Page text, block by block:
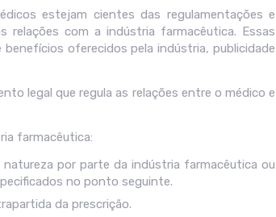
estejam cientes das regulamentações e
relações com a indústria farmacêutica. Essas
oferecidos pela indústria, publicidade
legal que regula as relações entre o médico e
farmacêutica:
por parte da indústria farmacêutica ou
no ponto seguinte.
da prescrição.